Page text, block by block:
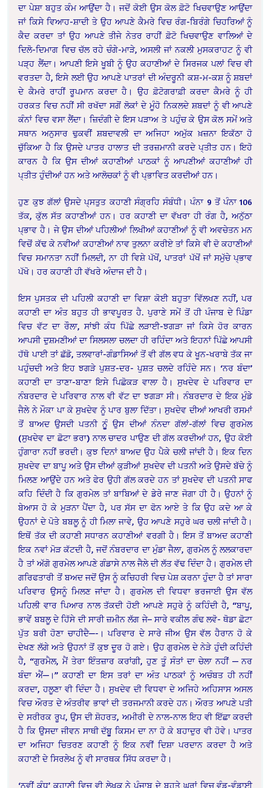
ਦਾ ਪੇਸ਼ਾ ਬਹੁਤ ਕੰਮ ਆਉਂਦਾ ਹੈ। ਜਦੋਂ ਕੋਈ ਉਸ ਕੋਲ ਫ਼ੋਟੋ ਖਿਚਵਾਉਣ ਆਉਂਦਾ
ਜਾਂ ਕਿਸੇ ਵਿਆਹ-ਸ਼ਾਦੀ ਤੇ ਉਹ ਆਪਣੇ ਕੈਮਰੇ ਵਿਚ ਰੰਗ-ਬਿਰੰਗੇ ਚਿਹਰਿਆਂ ਨੂੰ
ਕੈਦ ਕਰਦਾ ਤਾਂ ਉਹ ਆਪਣੇ ਤੀਜੇ ਨੇਤਰ ਰਾਹੀਂ ਫ਼ੋਟੋ ਖਿਚਵਾਉਣ ਵਾਲਿਆਂ ਦੇ
ਦਿਲੋ-ਦਿਮਾਗ ਵਿਚ ਚੱਲ ਰਹੇ ਚੰਗੇ-ਮਾੜੇ, ਅਸਲੀ ਜਾਂ ਨਕਲੀ ਮੁਸਕਰਾਹਟ ਨੂੰ ਵੀ
ਪੜ੍ਹ ਲੈਂਦਾ। ਆਪਣੀ ਇਸੇ ਖੂਬੀ ਨੂੰ ਉਹ ਕਹਾਣੀਆਂ ਦੇ ਸਿਰਜਕ ਪਲਾਂ ਵਿਚ ਵੀ
ਵਰਤਦਾ ਹੈ, ਇਸੇ ਲਈ ਉਹ ਆਪਣੇ ਪਾਤਰਾਂ ਦੀ ਅੰਦਰੂਨੀ ਕਸ਼-ਮ-ਕਸ਼ ਨੂੰ ਸ਼ਬਦਾਂ
ਦੇ ਕੈਮਰੇ ਰਾਹੀਂ ਰੂਪਮਾਨ ਕਰਦਾ ਹੈ। ਉਹ ਫ਼ੋਟੋਗਰਾਫ਼ੀ ਕਰਦਾ ਕੈਮਰੇ ਨੂੰ ਹੀ
ਹਰਕਤ ਵਿਚ ਨਹੀਂ ਸੀ ਰਖੱਦਾ ਸਗੋਂ ਲੋਕਾਂ ਦੇ ਮੂੰਹੋ ਨਿਕਲਦੇ ਸ਼ਬਦਾਂ ਨੂੰ ਵੀ ਆਪਣੇ
ਕੰਨਾਂ ਵਿਚ ਵਸਾ ਲੈਂਦਾ। ਜ਼ਿਦੰਗੀ ਦੇ ਇਸ ਪੜਾਅ ਤੇ ਪਹੁੰਚ ਕੇ ਉਸ ਕੋਲ ਸਮੇਂ ਅਤੇ
ਸਥਾਨ ਅਨੁਸਾਰ ਢੁਕਵੀਂ ਸ਼ਬਦਾਵਲੀ ਦਾ ਅਜਿਹਾ ਅਮੁੱਕ ਖ਼ਜ਼ਨਾ ਇਕੱਠਾ ਹੋ
ਚੁੱਕਿਆ ਹੈ ਕਿ ਉਸਦੇ ਪਾਤਰ ਹਾਲਾਤ ਦੀ ਤਰਜ਼ਮਾਨੀ ਕਰਦੇ ਪ੍ਤੀਤ ਹਨ। ਇਹੋ
ਕਾਰਨ ਹੈ ਕਿ ਉਸ ਦੀਆਂ ਕਹਾਣੀਆਂ ਪਾਠਕਾਂ ਨੂੰ ਆਪਣੀਆਂ ਕਹਾਣੀਆਂ ਹੀ
ਪ੍ਤੀਤ ਹੁੰਦੀਆਂ ਹਨ ਅਤੇ ਆਲੋਚਕਾਂ ਨੂੰ ਵੀ ਪ੍ਭਾਵਿਤ ਕਰਦੀਆਂ ਹਨ।
ਹੁਣ ਕੁਝ ਗੱਲਾਂ ਉਸਦੇ ਪ੍ਸਤੁਤ ਕਹਾਣੀ ਸੰਗ੍ਰਹਿ ਸੰਬੰਧੀ। ਪੰਨਾ 9 ਤੋਂ ਪੰਨਾ 106
ਤੱਕ, ਕੁੱਲ ਸੱਤ ਕਹਾਣੀਆਂ ਹਨ। ਹਰ ਕਹਾਣੀ ਦਾ ਵੱਖਰਾ ਹੀ ਰੰਗ ਹੈ, ਅਨੁੱਠਾ
ਪ੍ਭਾਵ ਹੈ। ਜੇ ਉਸ ਦੀਆਂ ਪਹਿਲੀਆਂ ਲਿਖੀਆਂ ਕਹਾਣੀਆਂ ਨੂੰ ਵੀ ਅਵਚੇਤਨ ਮਨ
ਵਿਚੋਂ ਕੱਢ ਕੇ ਨਵੀਆਂ ਕਹਾਣੀਆਂ ਨਾਵ ਤੁਲਨਾ ਕਰੀਏ ਤਾਂ ਕਿਸੇ ਵੀ ਦੋ ਕਹਾਣੀਆਂ
ਵਿਚ ਸਮਾਨਤਾ ਨਹੀਂ ਮਿਲਦੀ, ਨਾ ਹੀ ਵਿਸ਼ੇ ਪੱਖੋਂ, ਪਾਤਰਾਂ ਪੱਖੋਂ ਜਾਂ ਸਮੁੱਚੇ ਪ੍ਭਾਵ
ਪੱਖੋ। ਹਰ ਕਹਾਣੀ ਹੀ ਵੱਖਰੇ ਅੰਦਾਜ ਦੀ ਹੈ।
ਇਸ ਪੁਸਤਕ ਦੀ ਪਹਿਲੀ ਕਹਾਣੀ ਦਾ ਵਿਸ਼ਾ ਕੋਈ ਬਹੁਤਾ ਵਿੱਲਖਣ ਨਹੀਂ, ਪਰ
ਕਹਾਣੀ ਦਾ ਅੰਤ ਬਹੁਤ ਹੀ ਭਾਵਪੂਰਤ ਹੈ. ਪੁਰਾਣੇ ਸਮੇਂ ਤੋਂ ਹੀ ਪੰਜਾਬ ਦੇ ਪਿੰਡਾ
ਵਿਚ ਵੱਟ ਦਾ ਰੌਲਾ, ਸਾਂਝੀ ਕੰਧ ਪਿੱਛੇ ਲੜਾਈ-ਝਗੜਾ ਜਾਂ ਕਿਸੇ ਹੋਰ ਕਾਰਨ
ਆਪਸੀ ਦੁਸ਼ਮਣੀਆਂ ਦਾ ਸਿਲਸਲਾ ਚਲਦਾ ਹੀ ਰਹਿੰਦਾ ਅਤੇ ਇਹਨਾਂ ਪਿੱਛੇ ਆਪਸੀ
ਹੱਥੋ ਪਾਈ ਤਾਂ ਛੱਡੋ, ਤਲਵਾਰਾਂ-ਗੰਡਾਸਿਆਂ ਤੋਂ ਵੀ ਗੱਲ ਵਧ ਕੇ ਖੂਨ-ਖਰਾਬੇ ਤੱਕ ਜਾ
ਪਹੁੰਚਦੀ ਅਤੇ ਇਹ ਝਗੜੇ ਪੁਸ਼ਤ-ਦਰ- ਪੁਸ਼ਤ ਚਲਦੇ ਰਹਿੰਦੇ ਸਨ। ‘ਨਰ ਬੰਦਾ’
ਕਹਾਣੀ ਦਾ ਤਾਣਾ-ਬਾਣਾ ਇਸੇ ਪਿਛੋਕੜ ਵਾਲਾ ਹੈ। ਸੁਖਦੇਵ ਦੇ ਪਰਿਵਾਰ ਦਾ
ਨੰਬਰਦਾਰ ਦੇ ਪਰਿਵਾਰ ਨਾਲ ਵੀ ਵੱਟ ਦਾ ਝਗੜਾ ਸੀ। ਨੰਬਰਦਾਰ ਦੇ ਇਕ ਮੁੰਡੇ
ਜੈਲੇ ਨੇ ਮੌਕਾ ਪਾ ਕੇ ਸੁਖਦੇਵ ਨੂੰ ਪਾਰ ਬੁਲਾ ਦਿੱਤਾ। ਸੁਖਦੇਵ ਦੀਆਂ ਆਖਰੀ ਰਸਮਾਂ
ਤੋਂ ਬਾਅਦ ਉਸਦੀ ਪਤਨੀ ਨੂੂੰ ਉਸ ਦੀਆਂ ਨੰਨਦਾ ਗੱਲਾਂ-ਗੱਲਾਂ ਵਿਚ ਗੁਰਮੇਲ
(ਸੁਖਦੇਵ ਦਾ ਛੋਟਾ ਭਰਾ) ਨਾਲ ਚਾਦਰ ਪਾਉਣ ਦੀ ਗੱਲ ਕਰਦੀਆਂ ਹਨ, ਉਹ ਕੋਈ
ਹੁੰਗਾਰਾ ਨਹੀਂ ਭਰਦੀ। ਕੁਝ ਦਿਨਾਂ ਬਾਅਦ ਉਹ ਪੈਕੇ ਚਲੀ ਜਾਂਦੀ ਹੈ। ਇਕ ਦਿਨ
ਸੁਖਦੇਵ ਦਾ ਬਾਪੂ ਅਤੇ ਉਸ ਦੀਆਂ ਕੁੜੀਆਂ ਸੁਖਦੇਵ ਦੀ ਪਤਨੀ ਅਤੇ ਉਸਦੇ ਬੱਚੇ ਨੂੰ
ਮਿਲਣ ਆਉਂਦੇ ਹਨ ਅਤੇ ਫੇਰ ਉਹੀ ਗੱਲ ਕਰਦੇ ਹਨ ਤਾਂ ਸੁਖਦੇਵ ਦੀ ਪਤਨੀ ਸਾਫ
ਕਹਿ ਦਿੰਦੀ ਹੈ ਕਿ ਗੁਰਮੇਲ ਤਾਂ ਬਾਬਿਆਂ ਦੇ ਡੇਰੇ ਜਾਣ ਜੋਗਾ ਹੀ ਹੈ। ਉਹਨਾਂ ਨੂੰ
ਬੇਆਸ ਹੋ ਕੇ ਮੁੜਨਾ ਪੈਂਦਾ ਹੈ, ਪਰ ਸੱਸ ਦਾ ਫੋਨ ਆਏ ਤੇ ਕਿ ਉਹ ਕਦੇ ਆ ਕੇ
ਉਹਨਾਂ ਦੇ ਪੋਤੇ ਬਬਲੂ ਨੂੰ ਹੀ ਮਿਲਾ ਜਾਵੇ, ਉਹ ਆਪਣੇ ਸਹੁਰੇ ਘਰ ਚਲੀ ਜਾਂਦੀ ਹੈ।
ਇਥੋਂ ਤੱਕ ਦੀ ਕਹਾਣੀ ਸਧਾਰਨ ਕਹਾਣੀਆਂ ਵਰਗੀ ਹੈ। ਇਸ ਤੋਂ ਬਾਅਦ ਕਹਾਣੀ
ਇਕ ਨਵਾਂ ਮੋੜ ਕੱਟਦੀ ਹੈ, ਜਦੋਂ ਨੰਬਰਦਾਰ ਦਾ ਮੁੰਡਾ ਜੈਲਾ, ਗੁਰਮੇਲ ਨੂੰ ਲਲਕਾਰਦਾ
ਹੈ ਤਾਂ ਅੱਗੋ ਗੁਰਮੇਲ ਆਪਣੇ ਗੰਡਾਸੇ ਨਾਲ ਜੈਲੇ ਦੀ ਲੱਤ ਵੱਢ ਦਿੰਦਾ ਹੈ। ਗੁਰਮੇਲ ਦੀ
ਗਰਿਫਤਾਰੀ ਤੋਂ ਬਅਦ ਜਦੋਂ ਉਸ ਨੂੰ ਕਚਿਹਰੀ ਵਿਚ ਪੇਸ਼ ਕਰਨਾ ਹੁੰਦਾ ਹੈ ਤਾਂ ਸਾਰਾ
ਪਰਿਵਾਰ ਉਸਨੂੰ ਮਿਲਣ ਜਾਂਦਾ ਹੈ। ਗੁਰਮੇਲ ਦੀ ਵਿਧਵਾ ਭਰਜਾਈ ਉਸ ਵੱਲ
ਪਹਿਲੀ ਵਾਰ ਪਿਆਰ ਨਾਲ ਤੱਕਦੀ ਹੋਈ ਆਪਣੇ ਸਹੁਰੇ ਨੂੰ ਕਹਿੰਦੀ ਹੈ, “ਬਾਪੂ,
ਭਾਵੇਂ ਬਬਲੂ ਦੇ ਹਿੱਸੇ ਦੀ ਸਾਰੀ ਜ਼ਮੀਨ ਲੱਗ ਜੇ– ਸਾਰੇ ਵਕੀਲ ਗੰਢ ਲਵੋ- ਥੋਡਾ ਛੋਟਾ
ਪੁੱਤ ਬਰੀ ਹੋਣਾ ਚਾਹੀਦੈ—-। ਪਰਿਵਾਰ ਦੇ ਸਾਰੇ ਜੀਅ ਉਸ ਵੱਲ ਹੈਰਾਨ ਹੋ ਕੇ
ਦੇਖਣ ਲੱਗੇ ਅਤੇ ਉਹਨਾਂ ਤੋਂ ਕੁਝ ਦੂਰ ਹੋ ਗਏ। ਉਹ ਗੁਰਮੇਲ ਦੇ ਨੇੜੇ ਹੁੰਦੀ ਕਹਿੰਦੀ
ਹੈ, “ਗੁਰਮੈਲ, ਮੈਂ ਤੇਰਾ ਇੰਤਜ਼ਾਰ ਕਰਾਂਗੀ, ਹੁਣ ਤੂੰ ਸੰਤਾਂ ਦਾ ਚੇਲਾ ਨਹੀਂ — ਨਰ
ਬੰਦਾ ਐਂ—।” ਕਹਾਣੀ ਦਾ ਇਸ ਤਰਾਂ ਦਾ ਅੰਤ ਪਾਠਕਾਂ ਨੂੰ ਅਚੰਬਤ ਹੀ ਨਹੀਂ
ਕਰਦਾ, ਹਲੂਣਾ ਵੀ ਦਿੰਦਾ ਹੈ। ਸੁਖਦੇਵ ਦੀ ਵਿਧਵਾ ਦੇ ਅਜਿਹੇ ਅਹਿਸਾਸ ਅਸਲ
ਵਿਚ ਔਰਤ ਦੇ ਅੰਤਰੀਵ ਭਾਵਾਂ ਦੀ ਤਰਜਮਾਨੀ ਕਰਦੇ ਹਨ। ਔਰਤ ਆਪਣੇ ਪਤੀ
ਦੇ ਸਰੀਰਕ ਰੂਪ, ਉਸ ਦੀ ਸ਼ੋਹਰਤ, ਅਮੀਰੀ ਦੇ ਨਾਲ-ਨਾਲ ਇਹ ਵੀ ਇੱਛਾ ਕਰਦੀ
ਹੈ ਕਿ ਉਸਦਾ ਜੀਵਨ ਸਾਥੀ ਦੱਬੂੂ ਕਿਸਮ ਦਾ ਨਾ ਹੋ ਕੇ ਬਹਾਦੁਰ ਵੀ ਹੋਵੇ। ਪਾਤਰ
ਦਾ ਅਜਿਹਾ ਚਿਤਰਣ ਕਹਾਣੀ ਨੂੰ ਇਕ ਨਵੀਂ ਦਿਸ਼ਾ ਪਰਦਾਨ ਕਰਦਾ ਹੈ ਅਤੇ
ਕਹਾਣੀ ਦੇ ਸਿਰਲੇਖ ਨੂੰ ਵੀ ਸਾਰਥਕ ਸਿੱਧ ਕਰਦਾ ਹੈ।
‘ਨਵੀਂ ਕੰਧ’ ਕਹਾਣੀ ਵਿਚ ਵੀ ਲੇਖਕ ਨੇ ਪੰਜਾਬ ਦੇ ਬਹੁਤੇ ਘਰਾਂ ਵਿਚ ਵੰਡ-ਵੰਡਾਈ